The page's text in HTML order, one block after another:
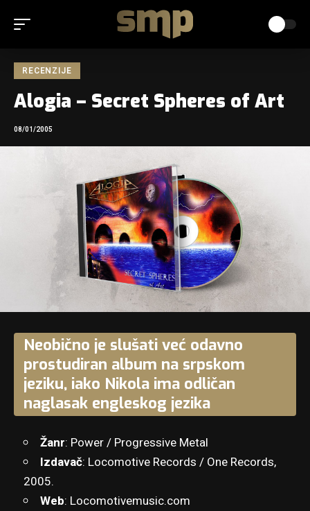
RECENZIJE
Alogia – Secret Spheres of Art
08/01/2005
Neobično je slušati već odavno
prostudiran album na srpskom
jeziku, iako Nikola ima odličan
naglasak engleskog jezika
Žanr: Power / Progressive Metal
Izdavač: Locomotive Records / One Records,
2005.
Web: Locomotivemusic.com